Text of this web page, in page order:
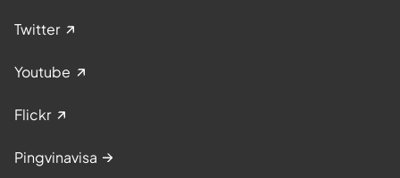
Twitter
Youtube
Flickr
Pingvinavisa